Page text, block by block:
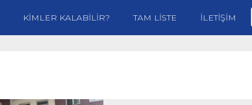
KİMLER KALABİLİR? TAM LİSTE İLETİŞİM